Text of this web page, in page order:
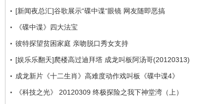
[新闻夜总汇]谷歌展示“碟中谍“眼镜 网友随即恶搞
《碟中谍》四大法宝
彼特探望贫困家庭 亲吻脱口秀女支持
[娱乐乐翻天]爬楼高过迪拜塔 成龙叫板阿汤哥(20120313)
成龙新片《十二生肖》高难度动作戏叫板《碟中谍4》
《科技之光》 20120309 终极探险之我下神堂湾（上）